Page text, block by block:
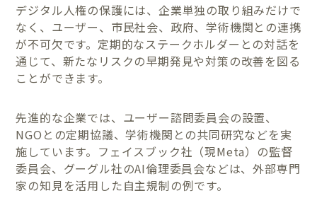
デジタル人権の保護には、企業単独の取り組みだけで
なく、ユーザー、市民社会、政府、学術機関との連携
が不可欠です。定期的なステークホルダーとの対話を
通じて、新たなリスクの早期発見や対策の改善を図る
ことができます。
先進的な企業では、ユーザー諮問委員会の設置、
NGOとの定期協議、学術機関との共同研究などを実
施しています。フェイスブック社（現Meta）の監督
委員会、グーグル社のAI倫理委員会などは、外部専門
家の知見を活用した自主規制の例です。